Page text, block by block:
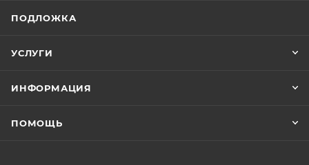
ПОДЛОЖКА
УСЛУГИ
ИНФОРМАЦИЯ
ПОМОЩЬ